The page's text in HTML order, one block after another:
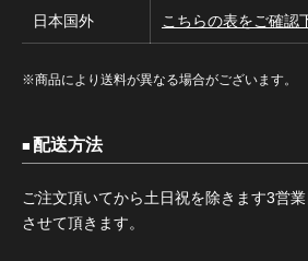
日本国外 こちらの表をご確認
※商品により送料が異なる場合がございます。
配送方法
ご注文頂いてから土日祝を除きます3営
させて頂きます。